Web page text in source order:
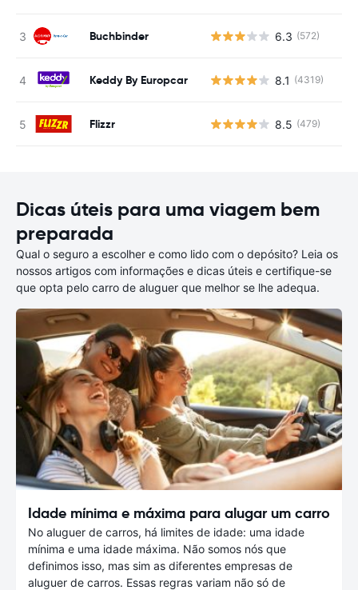
Buchbinder 6.3 (572)
Keddy By Europcar 8.1 (4319)
Flizzr 8.5 (479)
Dicas úteis para uma viagem bem
preparada
Qual o seguro a escolher e como lido com o depósito? Leia os
nossos artigos com informações e dicas úteis e certifique-se
que opta pelo carro de aluguer que melhor se lhe adequa.
Idade mínima e máxima para alugar um carro
No aluguer de carros, há limites de idade: uma idade
mínima e uma idade máxima. Não somos nós que
definimos isso, mas sim as diferentes empresas de
aluguer de carros. Essas regras variam não só de